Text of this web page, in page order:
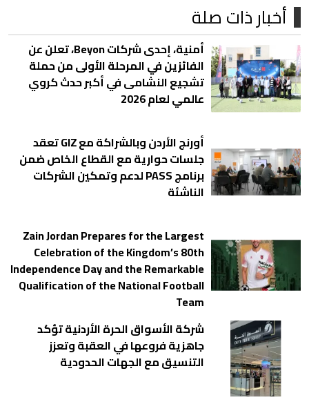
أخبار ذات صلة
أمنية، إحدى شركات Beyon، تعلن عن
الفائزين في المرحلة الأولى من حملة
تشجيع النشامى في أكبر حدث كروي
عالمي لعام 2026
أورنج الأردن وبالشراكة مع GIZ تعقد
جلسات حوارية مع القطاع الخاص ضمن
برنامج PASS لدعم وتمكين الشركات
الناشئة
Zain Jordan Prepares for the Largest
Celebration of the Kingdom’s 80th
Independence Day and the Remarkable
Qualification of the National Football
Team
شركة الأسواق الحرة الأردنية تؤكد
جاهزية فروعها في العقبة وتعزز
التنسيق مع الجهات الحدودية